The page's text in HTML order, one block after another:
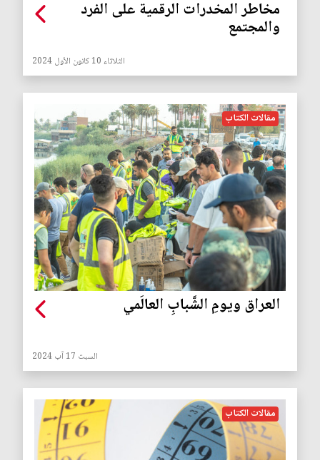
مخاطر المخدرات الرقمية على الفرد
والمجتمع
الثلاثاء 10 كانون الأول 2024
مقالات الكتاب
العراق ويومِ الشَّبابِ العالَمي
السبت 17 آب 2024
مقالات الكتاب